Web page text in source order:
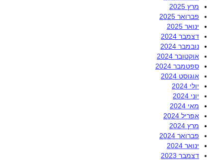
מרץ 2025
פברואר 2025
ינואר 2025
דצמבר 2024
נובמבר 2024
אוקטובר 2024
ספטמבר 2024
אוגוסט 2024
יולי 2024
יוני 2024
מאי 2024
אפריל 2024
מרץ 2024
פברואר 2024
ינואר 2024
דצמבר 2023